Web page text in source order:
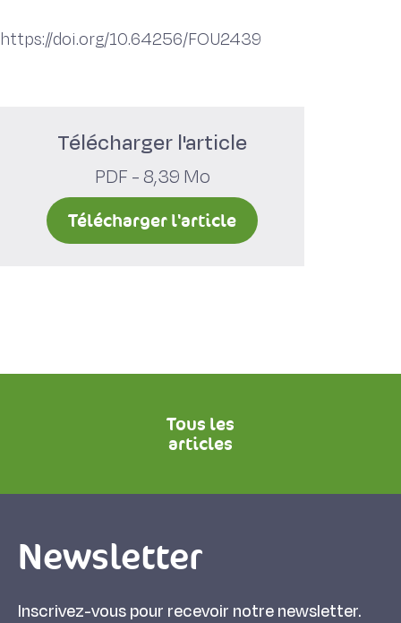
https://doi.org/10.64256/FOU2439
Télécharger l'article
PDF - 8,39 Mo
Télécharger l'article
Tous les
articles
Newsletter
Inscrivez-vous pour recevoir notre newsletter.